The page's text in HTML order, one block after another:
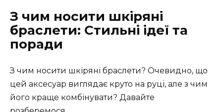
З чим носити шкіряні
браслети: Стильні ідеї та
поради
З чим носити шкіряні браслети? Очевидно, що
цей аксесуар виглядає круто на руці, але з чим
його краще комбінувати? Давайте